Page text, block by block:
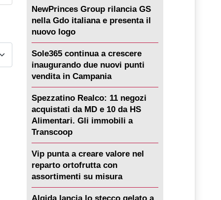
NewPrinces Group rilancia GS
nella Gdo italiana e presenta il
nuovo logo
Sole365 continua a crescere
inaugurando due nuovi punti
vendita in Campania
Spezzatino Realco: 11 negozi
acquistati da MD e 10 da HS
Alimentari. Gli immobili a
Transcoop
Vip punta a creare valore nel
reparto ortofrutta con
assortimenti su misura